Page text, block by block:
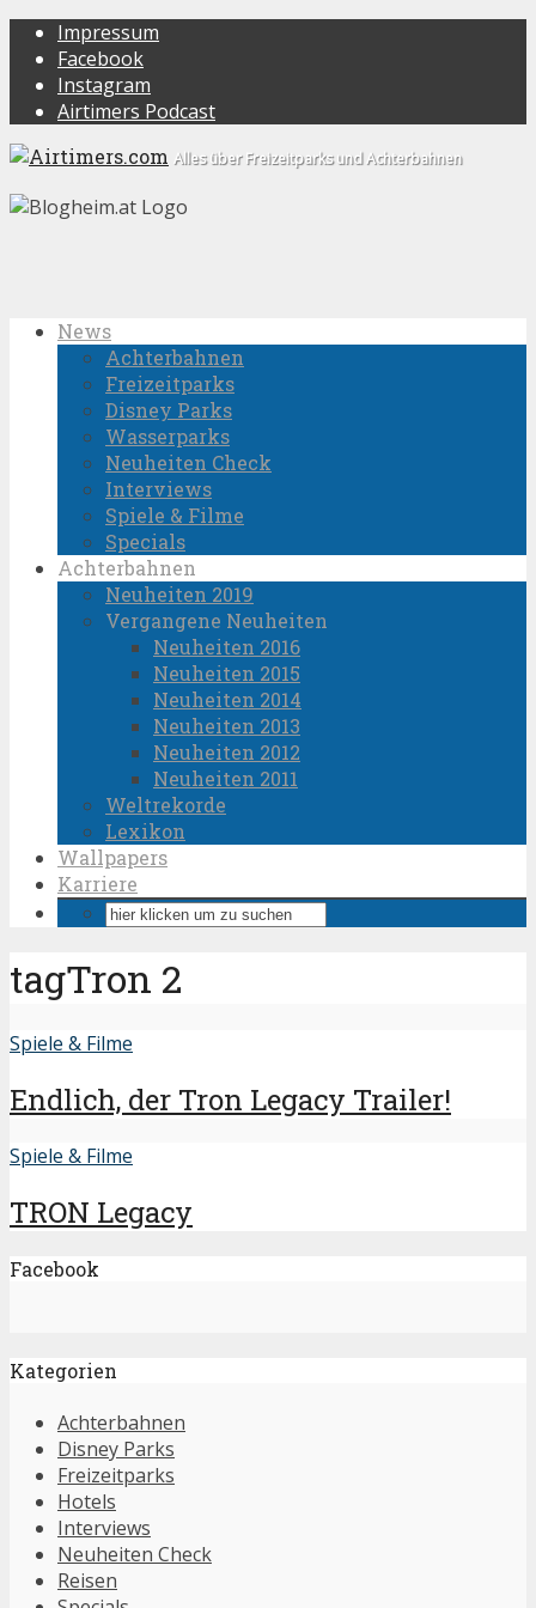
Impressum
Facebook
Instagram
Airtimers Podcast
Alles über Freizeitparks und Achterbahnen
News
Achterbahnen
Freizeitparks
Disney Parks
Wasserparks
Neuheiten Check
Interviews
Spiele & Filme
Specials
Achterbahnen
Neuheiten 2019
Vergangene Neuheiten
Neuheiten 2016
Neuheiten 2015
Neuheiten 2014
Neuheiten 2013
Neuheiten 2012
Neuheiten 2011
Weltrekorde
Lexikon
Wallpapers
Karriere
tagTron 2
Spiele & Filme
Endlich, der Tron Legacy Trailer!
Spiele & Filme
TRON Legacy
Facebook
Kategorien
Achterbahnen
Disney Parks
Freizeitparks
Hotels
Interviews
Neuheiten Check
Reisen